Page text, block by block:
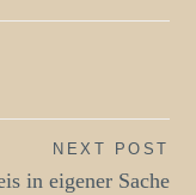
NEXT POST
in eigener Sache